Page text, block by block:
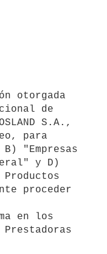
de
S.A.,
para
"Empresas
y D)
Productos
proceder
en los
Prestadoras